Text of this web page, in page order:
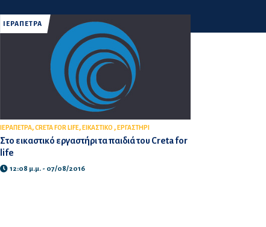
ΙΕΡΑΠΕΤΡΑ
ΙΕΡΑΠΕΤΡΑ,CRETA FOR LIFE, ΕΙΚΑΣΤΙΚΟ , ΕΡΓΑΣΤΗΡΙ
Στο εικαστικό εργαστήρι τα παιδιά του Creta for
life
12:08 μ.μ. - 07/08/2016